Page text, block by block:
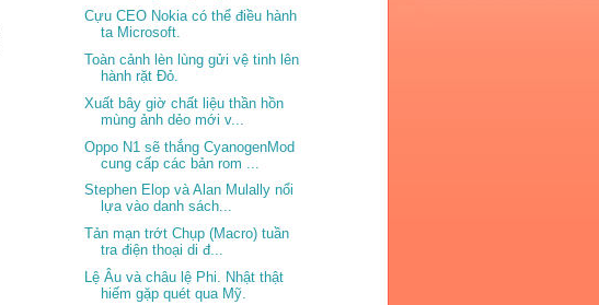
Cựu CEO Nokia có thể điều hành
ta Microsoft.
Toàn cảnh lèn lùng gửi vệ tinh lên
hành rặt Đỏ.
Xuất bây giờ chất liệu thần hồn
mùng ảnh dẻo mới v...
Oppo N1 sẽ thắng CyanogenMod
cung cấp các bản rom ...
Stephen Elop và Alan Mulally nổi
lựa vào danh sách...
Tản mạn trớt Chụp (Macro) tuần
tra điện thoại di đ...
Lệ Âu và châu lệ Phi. Nhật thật
hiếm gặp quét qua Mỹ.